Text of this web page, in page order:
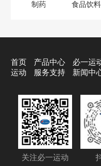
制药 食品饮料
首页 产品中心 必一运
运动
服务支持 新闻中
关注必一运动